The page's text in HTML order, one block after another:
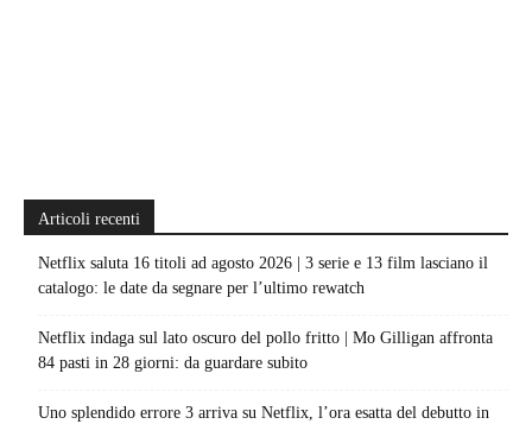
Articoli recenti
Netflix saluta 16 titoli ad agosto 2026 | 3 serie e 13 film lasciano il
catalogo: le date da segnare per l’ultimo rewatch
Netflix indaga sul lato oscuro del pollo fritto | Mo Gilligan affronta
84 pasti in 28 giorni: da guardare subito
Uno splendido errore 3 arriva su Netflix, l’ora esatta del debutto in